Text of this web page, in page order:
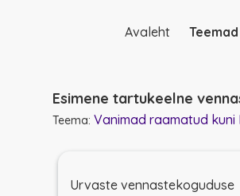
Avaleht Teemad
Esimene tartukeelne
Teema: Vanimad raamatud kuni
Urvaste vennastekoguduse